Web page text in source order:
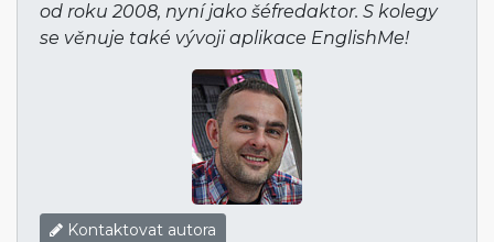
od roku 2008, nyní jako šéfredaktor. S kolegy
se věnuje také vývoji aplikace EnglishMe!
Kontaktovat autora